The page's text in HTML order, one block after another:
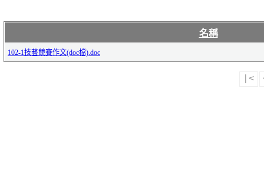
名稱
102-1技藝競賽作文(doc檔).doc
|<